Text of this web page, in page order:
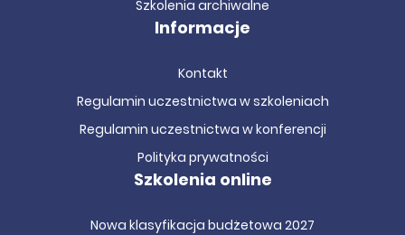
kwalifikacjei nauczysz się skutecznie
prowadzić dokumentację oraz rozwiązywać wyzwania
przygotuje Cię do efektywnej pracy w firmie lub jednostce
Podczas szkolenia kadrowego szczegółowo omówione
osobowych pracowników, poprawnego nawiązania i
rozwiązania umowy o pracę, zasad zmiany warunków
poprawnego wystawiania świadectw pracy.
Szkolenia archiwalne
Informacje
Kontakt
Regulamin uczestnictwa w szkoleniach
Regulamin uczestnictwa w konferencji
Polityka prywatności
Szkolenia online
Nowa klasyfikacja budżetowa 2027